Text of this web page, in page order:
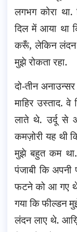
लगभग कोरा
दिल में आया था
करूँ, लेकिन लंदन
मुझे रोकता रहा.
दो-तीन
माहिर उस्ताद.
लाते थे. उर्दू से
कमज़ोरी यह थी
मुझे बहुत कम था.
पंजाबी कि अपनी
फटने को आ गए थे.
गया कि फील्डन
लंदन लाए थे.